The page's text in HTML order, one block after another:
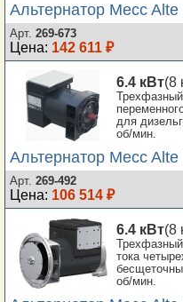
Альтернатор Mecc
Арт. 269-673
Цена: 142 611 ₽
6.4 кВт(8
для
об/мин.
Альтернатор Mecc
Арт. 269-492
Цена: 106 514 ₽
6.4 кВт(8
тока
об/мин.